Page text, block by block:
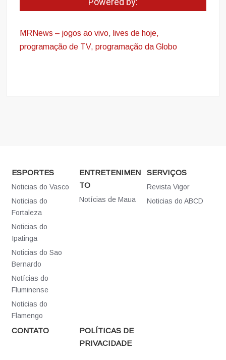
MRNews – jogos ao vivo, lives de hoje,
programação de TV, programação da Globo
ESPORTES
Noticias do Vasco
Noticias do
Fortaleza
Noticias do
Ipatinga
Noticias do Sao
Bernardo
Notícias do
Fluminense
Noticias do
Flamengo
ENTRETENIMEN
TO
Notícias de Maua
SERVIÇOS
Revista Vigor
Noticias do ABCD
CONTATO
POLÍTICAS DE
PRIVACIDADE